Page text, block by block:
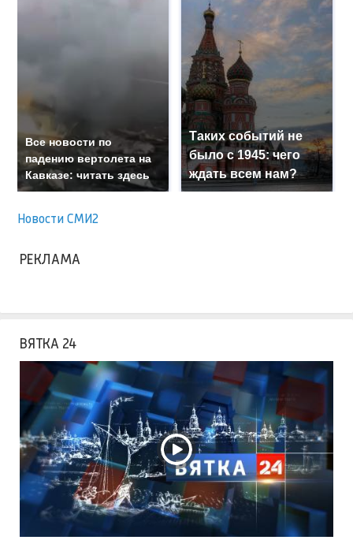
Все новости по
падению вертолета на
Кавказе: читать здесь
Таких событий не
было с 1945: чего
ждать всем нам?
Новости СМИ2
РЕКЛАМА
ВЯТКА 24